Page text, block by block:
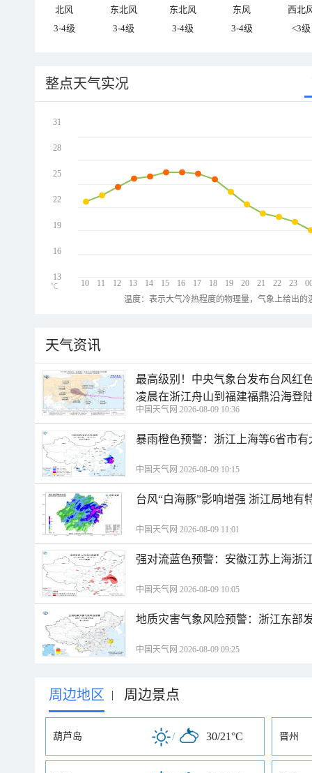
北风 东北风 东北风 东风
西北
3-4级
3-4级 3-4级 3-4级 <3级
整点天气实况
10 11 12 13 14 15 16 17 18 19 20 21 22 23
31
28
25
22
19
16
13
℃
温度：表示大气冷热程度的物理量，气象上给出
天气资讯
最高级别！中央气象台发布台风红
凌晨在浙江舟山到福建福鼎沿海登
中国天气网 2026-08-09 10:36
暴雨橙色预警：浙江上海等6省市
中国天气网 2026-08-09 10:15
台风“白海豚”影响增强 浙江局地有
中国天气网 2026-08-09 11:01
强对流蓝色预警：安徽江苏上海浙
中国天气网 2026-08-09 10:05
地质灾害气象风险预警：浙江东部
中国天气网 2026-08-09 09:25
周边地区 | 周边景点
葫芦岛 / 30/21°C 晋州